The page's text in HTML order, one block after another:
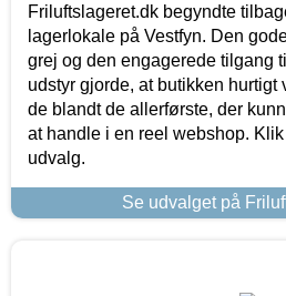
Friluftslageret.dk begyndte
lagerlokale på Vestfyn. Den
grej og den engagerede tilgang
udstyr gjorde, at butikken hurtigt
de blandt de allerførste, der
at handle i en reel webshop.
udvalg.
Se udvalget på